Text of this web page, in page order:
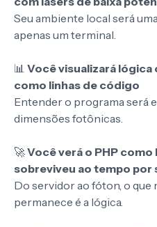
Seu ambiente local será
apenas um terminal.
📊 Você visualizará lógica
como linhas de código
Entender o programa será
dimensões fotônicas.
🚀Você verá o PHP
sobreviveu ao tempo por
Do servidor ao fóton, o que
permanece é a lógica.